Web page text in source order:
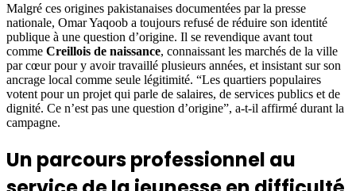
Malgré ces origines pakistanaises documentées par la presse
nationale, Omar Yaqoob a toujours refusé de réduire son identité
publique à une question d’origine. Il se revendique avant tout
comme Creillois de naissance, connaissant les marchés de la ville
par cœur pour y avoir travaillé plusieurs années, et insistant sur son
ancrage local comme seule légitimité. “Les quartiers populaires
votent pour un projet qui parle de salaires, de services publics et de
dignité. Ce n’est pas une question d’origine”, a-t-il affirmé durant la
campagne.
Un parcours professionnel au